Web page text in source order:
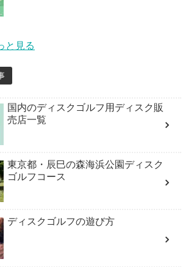
と見る
国内のディスクゴルフ用ディスク販
売店一覧
東京都・辰巳の森海浜公園ディスク
ゴルフコース
ディスクゴルフの遊び方